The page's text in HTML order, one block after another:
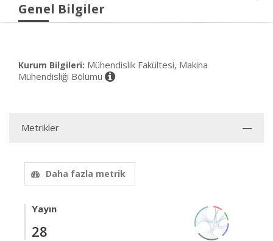
Genel Bilgiler
Kurum Bilgileri: Mühendislik Fakültesi, Makina
Mühendisliği Bölümü
Metrikler
Daha fazla metrik
Yayın
28